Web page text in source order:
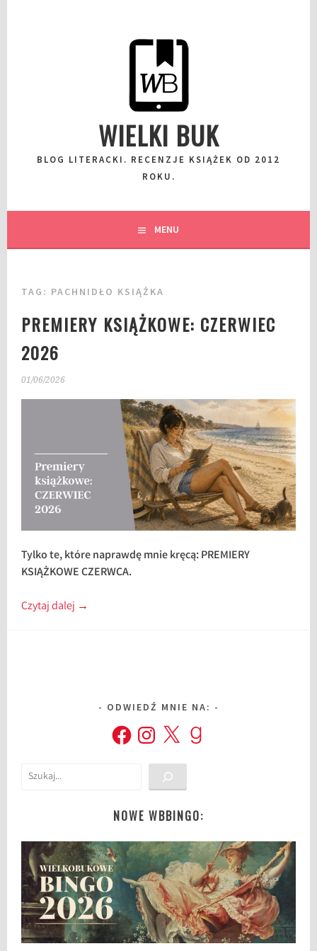
WIELKI BUK
BLOG LITERACKI. RECENZJE KSIĄŻEK OD 2012
ROKU.
MENU
TAG: PACHNIDŁO KSIĄŻKA
PREMIERY KSIĄŻKOWE: CZERWIEC
2026
01/06/2026
Tylko te, które naprawdę mnie kręcą: PREMIERY
KSIĄŻKOWE CZERWCA.
Czytaj dalej →
ODWIEDŹ MNIE NA:
FacebookInstagram
X Goodreads
Szukaj
NOWE WBBINGO: